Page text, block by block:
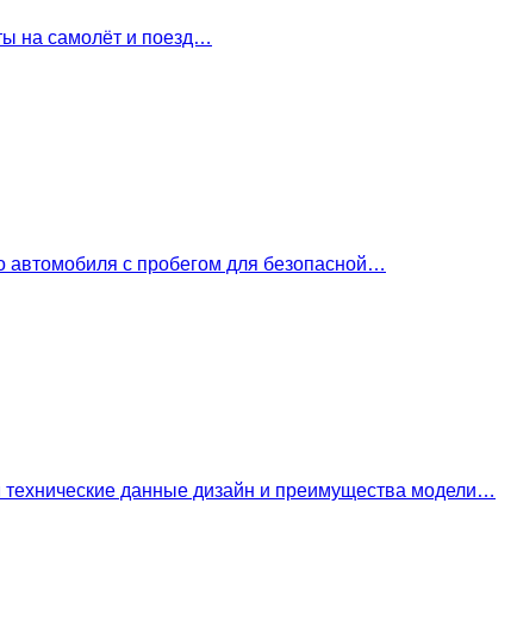
на самолёт и поезд…
автомобиля с пробегом для безопасной…
технические данные дизайн и преимущества модели…